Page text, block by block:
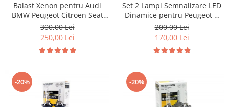
Balast Xenon pentru Audi
BMW Peugeot Citroen Seat
Volkswagen Volvo Renault
300,00 Lei
250,00 Lei
Set 2 Lampi Semnalizare LED
Dinamice pentru Peugeot &
Citroen & Fiat
200,00 Lei
170,00 Lei
-20% -20%